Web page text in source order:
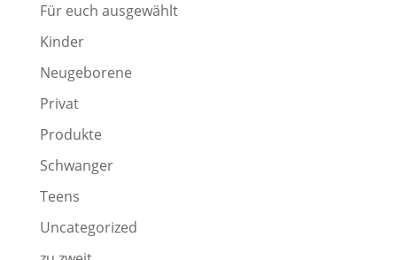
Für euch ausgewählt
Kinder
Neugeborene
Privat
Produkte
Schwanger
Teens
Uncategorized